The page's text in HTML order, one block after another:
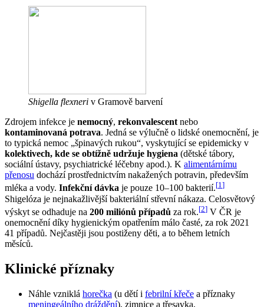
Shigella flexneri v Gramově barvení
Zdrojem infekce je nemocný, rekonvalescent nebo
kontaminovaná potrava. Jedná se výlučně o lidské onemocnění, je
to typická nemoc „špinavých rukou“, vyskytující se epidemicky v
kolektivech, kde se obtížně udržuje hygiena (dětské tábory,
sociální ústavy, psychiatrické léčebny apod.). K alimentárnímu
přenosu dochází prostřednictvím nakažených potravin, především
mléka a vody. Infekční dávka je pouze 10–100 bakterií.[1]
Shigelóza je nejnakažlivější bakteriální střevní nákaza. Celosvětový
výskyt se odhaduje na 200 miliónů případů za rok.[2] V ČR je
onemocnění díky hygienickým opatřením málo časté, za rok 2021
41 případů. Nejčastěji jsou postiženy děti, a to během letních
měsíců.
Klinické příznaky
Náhle vzniklá horečka (u dětí i febrilní křeče a příznaky
meningeálního dráždění), zimnice a třesavka,